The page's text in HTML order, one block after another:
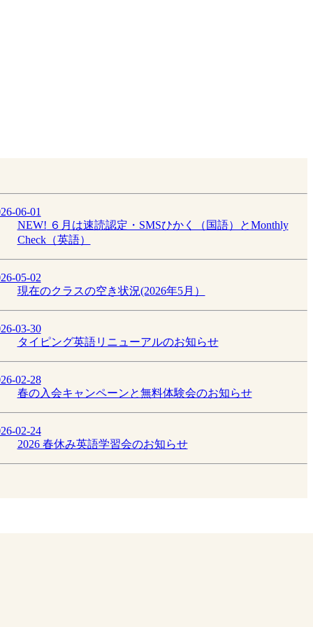
06-01
NEW! ６月は速読認定・SMSひかく（国語）とMonthly
Check（英語）
05-02
現在のクラスの空き状況(2026年5月）
03-30
タイピング英語リニューアルのお知らせ
02-28
春の入会キャンペーンと無料体験会のお知らせ
02-24
2026 春休み英語学習会のお知らせ